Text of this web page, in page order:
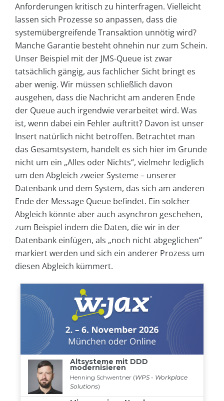
Anforderungen kritisch zu hinterfragen. Vielleicht
lassen sich Prozesse so anpassen, dass die
systemübergreifende Transaktion unnötig wird?
Manche Garantie besteht ohnehin nur zum Schein.
Unser Beispiel mit der JMS-Queue ist zwar
tatsächlich gängig, aus fachlicher Sicht bringt es
aber wenig. Wir müssen schließlich davon
ausgehen, dass die Nachricht am anderen Ende
der Queue auch irgendwie verarbeitet wird. Was
ist, wenn dabei ein Fehler auftritt? Davon ist unser
Insert natürlich nicht betroffen. Betrachtet man
das Gesamtsystem, handelt es sich hier im Grunde
nicht um ein „Alles oder Nichts“, vielmehr lediglich
um den Abgleich zweier Systeme – unserer
Datenbank und dem System, das sich am anderen
Ende der Message Queue befindet. Ein solcher
Abgleich könnte aber auch asynchron geschehen,
zum Beispiel indem die Daten, die wir in der
Datenbank einfügen, als „noch nicht abgeglichen“
markiert werden und sich ein anderer Prozess um
diesen Abgleich kümmert.